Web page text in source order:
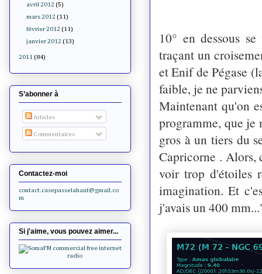
10° en dessous
traçant un
et Enif de Pégase
faible, je ne
Maintenant qu'on
programme, que je
gros à un tiers du
Capricorne . Alors,
voir trop d'étoiles
imagination. Et
j'avais un 400
avril 2012 (5)
mars 2012 (11)
février 2012 (11)
janvier 2012 (13)
2011 (84)
S’abonner à
Articles
Commentaires
Contactez-moi
contact.casepasselahaut@gmail.co
m
Si j'aime, vous pouvez aimer...